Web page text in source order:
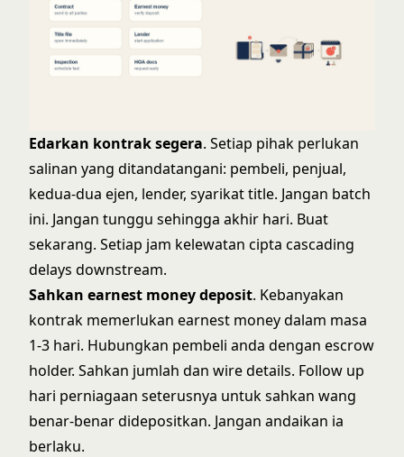
Edarkan kontrak segera. Setiap pihak perlukan
salinan yang ditandatangani: pembeli, penjual,
kedua-dua ejen, lender, syarikat title. Jangan batch
ini. Jangan tunggu sehingga akhir hari. Buat
sekarang. Setiap jam kelewatan cipta cascading
delays downstream.
Sahkan earnest money deposit. Kebanyakan
kontrak memerlukan earnest money dalam masa
1-3 hari. Hubungkan pembeli anda dengan escrow
holder. Sahkan jumlah dan wire details. Follow up
hari perniagaan seterusnya untuk sahkan wang
benar-benar didepositkan. Jangan andaikan ia
berlaku.